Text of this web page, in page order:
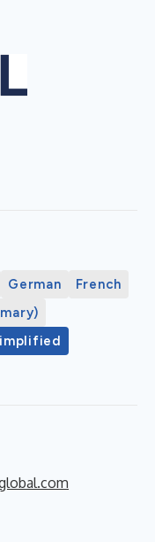
German
French